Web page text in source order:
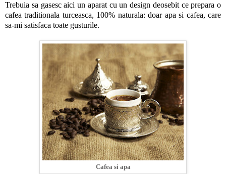
Trebuia sa gasesc aici un aparat cu un design deosebit ce prepara o
cafea traditionala turceasca, 100% naturala: doar apa si cafea, care
sa-mi satisfaca toate gusturile.
Cafea si apa